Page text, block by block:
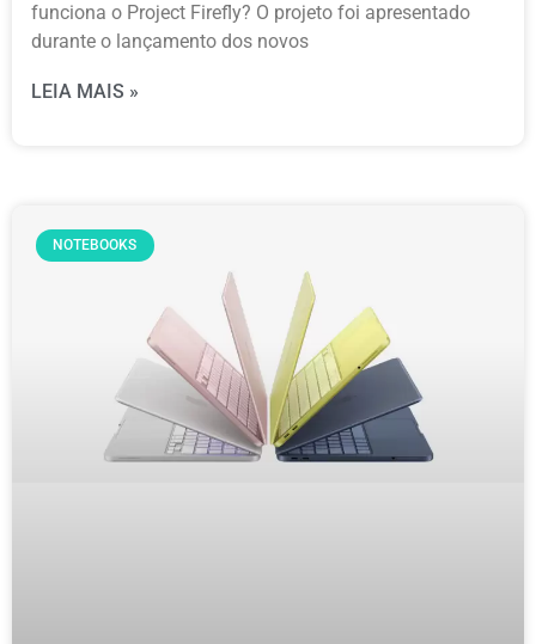
funciona o Project Firefly? O projeto foi apresentado
durante o lançamento dos novos
LEIA MAIS »
NOTEBOOKS